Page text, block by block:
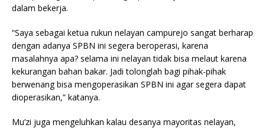
dalam bekerja.
“Saya sebagai ketua rukun nelayan campurejo sangat berharap
dengan adanya SPBN ini segera beroperasi, karena
masalahnya apa? selama ini nelayan tidak bisa melaut karena
kekurangan bahan bakar. Jadi tolonglah bagi pihak-pihak
berwenang bisa mengoperasikan SPBN ini agar segera dapat
dioperasikan,” katanya.
Mu’zi juga mengeluhkan kalau desanya mayoritas nelayan,